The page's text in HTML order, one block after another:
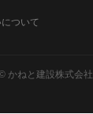
ついて
かねと建設株式会社